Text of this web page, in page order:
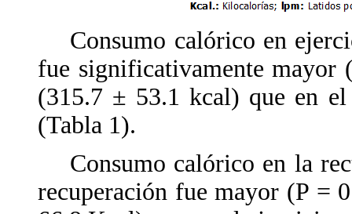
Consumo calórico en
fue significativamente
(315.7 ± 53.1 kcal) que en
(Tabla 1).
Consumo calórico en la
recuperación fue mayor (P =